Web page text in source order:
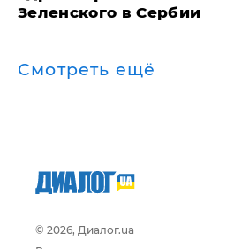
Зеленского в Сербии
Смотреть ещё
© 2026, Диалог.ua